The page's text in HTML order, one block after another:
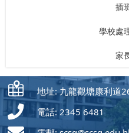
插
學校處
家
地址: 九龍觀塘康利道
電話: 2345 6481